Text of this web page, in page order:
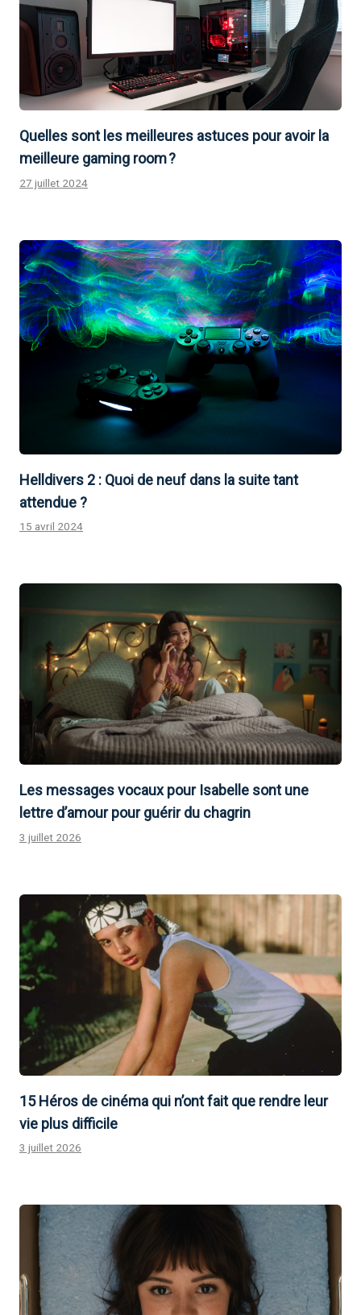
Quelles sont les meilleures astuces pour avoir la
meilleure gaming room ?
27 juillet 2024
Helldivers 2 : Quoi de neuf dans la suite tant
attendue ?
15 avril 2024
Les messages vocaux pour Isabelle sont une
lettre d’amour pour guérir du chagrin
3 juillet 2026
15 Héros de cinéma qui n’ont fait que rendre leur
vie plus difficile
3 juillet 2026